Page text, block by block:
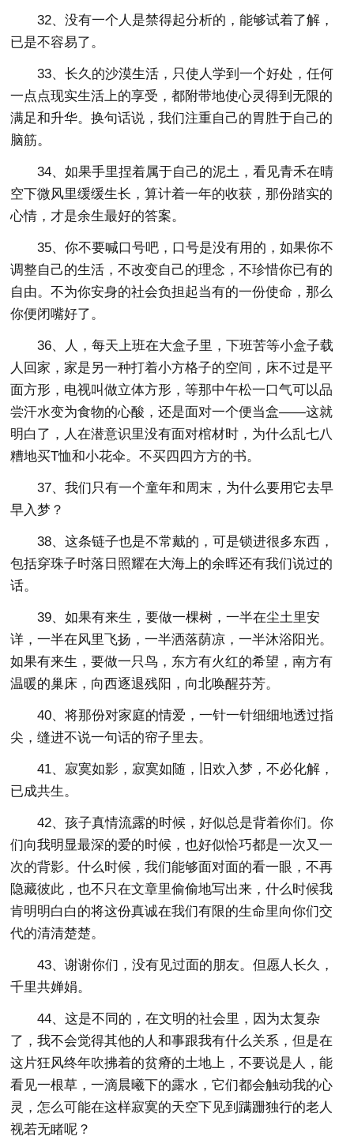
32、没有一个人是禁得起分析的，能够试着了解，
已是不容易了。
33、长久的沙漠生活，只使人学到一个好处，任何
一点点现实生活上的享受，都附带地使心灵得到无限的
满足和升华。换句话说，我们注重自己的胃胜于自己的
脑筋。
34、如果手里捏着属于自己的泥土，看见青禾在晴
空下微风里缓缓生长，算计着一年的收获，那份踏实的
心情，才是余生最好的答案。
35、你不要喊口号吧，口号是没有用的，如果你不
调整自己的生活，不改变自己的理念，不珍惜你已有的
自由。不为你安身的社会负担起当有的一份使命，那么
你便闭嘴好了。
36、人，每天上班在大盒子里，下班苦等小盒子载
人回家，家是另一种打着小方格子的空间，床不过是平
面方形，电视叫做立体方形，等那中午松一口气可以品
尝汗水变为食物的心酸，还是面对一个便当盒——这就
明白了，人在潜意识里没有面对棺材时，为什么乱七八
糟地买T恤和小花伞。不买四四方方的书。
37、我们只有一个童年和周末，为什么要用它去早
早入梦？
38、这条链子也是不常戴的，可是锁进很多东西，
包括穿珠子时落日照耀在大海上的余晖还有我们说过的
话。
39、如果有来生，要做一棵树，一半在尘土里安
详，一半在风里飞扬，一半洒落荫凉，一半沐浴阳光。
如果有来生，要做一只鸟，东方有火红的希望，南方有
温暖的巢床，向西逐退残阳，向北唤醒芬芳。
40、将那份对家庭的情爱，一针一针细细地透过指
尖，缝进不说一句话的帘子里去。
41、寂寞如影，寂寞如随，旧欢入梦，不必化解，
已成共生。
42、孩子真情流露的时候，好似总是背着你们。你
们向我明显最深的爱的时候，也好似恰巧都是一次又一
次的背影。什么时候，我们能够面对面的看一眼，不再
隐藏彼此，也不只在文章里偷偷地写出来，什么时候我
肯明明白白的将这份真诚在我们有限的生命里向你们交
代的清清楚楚。
43、谢谢你们，没有见过面的朋友。但愿人长久，
千里共婵娟。
44、这是不同的，在文明的社会里，因为太复杂
了，我不会觉得其他的人和事跟我有什么关系，但是在
这片狂风终年吹拂着的贫瘠的土地上，不要说是人，能
看见一根草，一滴晨曦下的露水，它们都会触动我的心
灵，怎么可能在这样寂寞的天空下见到蹒跚独行的老人
视若无睹呢？